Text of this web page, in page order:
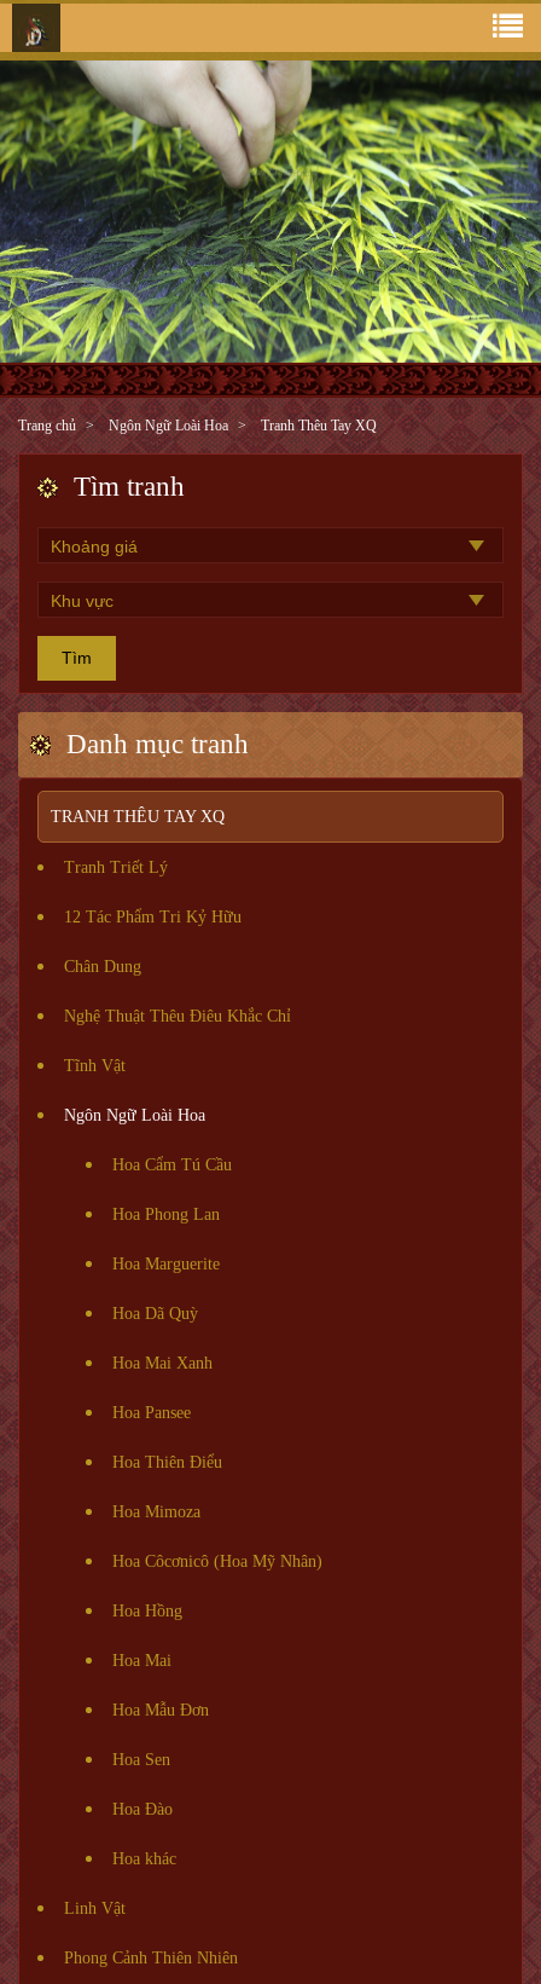
Trang chủ Ngôn Ngữ Loài Hoa Tranh Thêu Tay XQ
Tìm tranh
Tìm
Danh mục tranh
TRANH THÊU TAY XQ
Tranh Triết Lý
12 Tác Phẩm Tri Kỷ Hữu
Chân Dung
Nghệ Thuật Thêu Điêu Khắc Chỉ
Tĩnh Vật
Ngôn Ngữ Loài Hoa
Hoa Cẩm Tú Cầu
Hoa Phong Lan
Hoa Marguerite
Hoa Dã Quỳ
Hoa Mai Xanh
Hoa Pansee
Hoa Thiên Điểu
Hoa Mimoza
Hoa Côcơnicô (Hoa Mỹ Nhân)
Hoa Hồng
Hoa Mai
Hoa Mẫu Đơn
Hoa Sen
Hoa Đào
Hoa khác
Linh Vật
Phong Cảnh Thiên Nhiên